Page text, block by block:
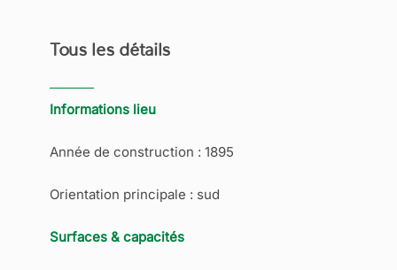
Tous les détails
Informations lieu
Année de construction : 1895
Orientation principale : sud
Surfaces & capacités